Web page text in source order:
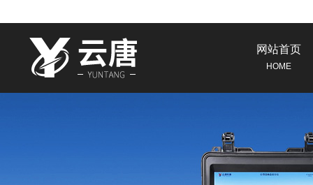
网站首页
HOME